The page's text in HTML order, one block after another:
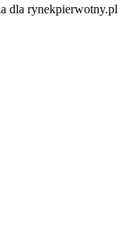
dla rynekpierwotny.pl